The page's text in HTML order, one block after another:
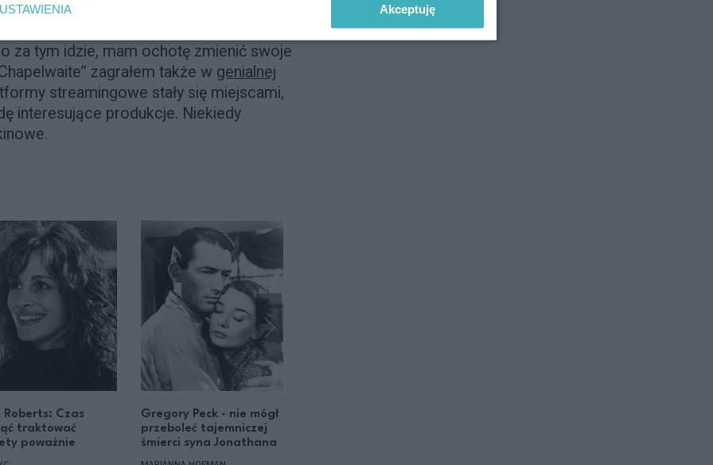
wiesz, bardzo rzadko wybierałem
widzę, że na mały ekran trafiają
za tym idzie, mam ochotę zmienić swoje
zagrałem także w genialnej
streamingowe stały się miejscami,
interesujące produkcje. Niekiedy
Roberts: Czas
traktować
poważnie
Gregory Peck - nie mógł
przeboleć tajemniczej
śmierci syna Jonathana
USTAWIENIA Akceptuję